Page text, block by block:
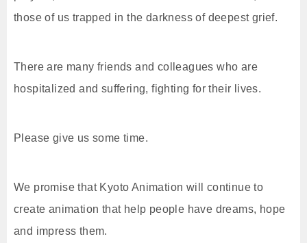
those of us trapped in the darkness of deepest grief.
There are many friends and colleagues who are
hospitalized and suffering, fighting for their lives.
Please give us some time.
We promise that Kyoto Animation will continue to
create animation that help people have dreams, hope
and impress them.